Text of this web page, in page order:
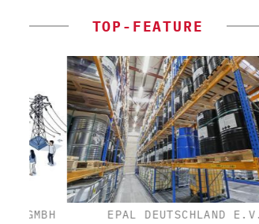
TOP-FEATURE
EPAL DEUTSCHLAND E.V.